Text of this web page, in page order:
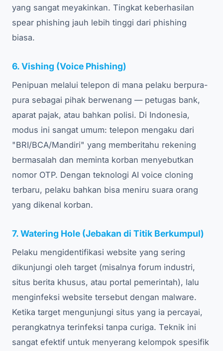
yang sangat meyakinkan. Tingkat keberhasilan
spear phishing jauh lebih tinggi dari phishing
biasa.
6. Vishing (Voice Phishing)
Penipuan melalui telepon di mana pelaku berpura-
pura sebagai pihak berwenang — petugas bank,
aparat pajak, atau bahkan polisi. Di Indonesia,
modus ini sangat umum: telepon mengaku dari
"BRI/BCA/Mandiri" yang memberitahu rekening
bermasalah dan meminta korban menyebutkan
nomor OTP. Dengan teknologi AI voice cloning
terbaru, pelaku bahkan bisa meniru suara orang
yang dikenal korban.
7. Watering Hole (Jebakan di Titik Berkumpul)
Pelaku mengidentifikasi website yang sering
dikunjungi oleh target (misalnya forum industri,
situs berita khusus, atau portal pemerintah), lalu
menginfeksi website tersebut dengan malware.
Ketika target mengunjungi situs yang ia percayai,
perangkatnya terinfeksi tanpa curiga. Teknik ini
sangat efektif untuk menyerang kelompok spesifik